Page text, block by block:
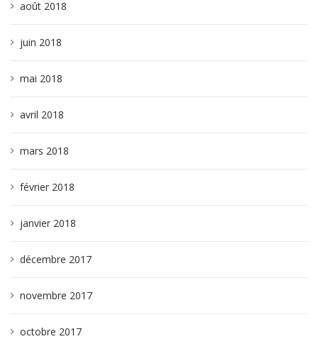
août 2018
juin 2018
mai 2018
avril 2018
mars 2018
février 2018
janvier 2018
décembre 2017
novembre 2017
octobre 2017